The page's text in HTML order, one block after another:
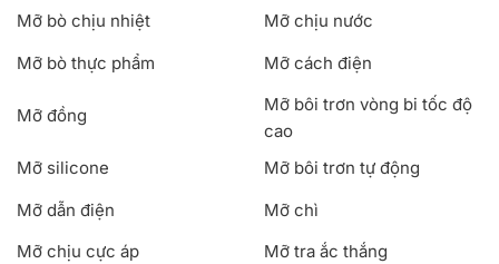
Mỡ bò chịu nhiệt
Mỡ chịu nước
Mỡ bò thực phẩm
Mỡ cách điện
Mỡ đồng
Mỡ bôi trơn vòng bi tốc độ
cao
Mỡ silicone
Mỡ bôi trơn tự động
Mỡ dẫn điện
Mỡ chì
Mỡ chịu cực áp
Mỡ tra ắc thắng